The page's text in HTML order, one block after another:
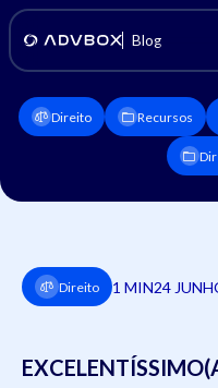
Blog
Direito Recursos
Direito 1 MIN24